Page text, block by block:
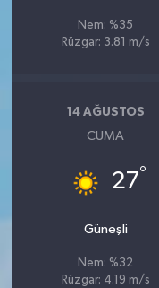
Nem: %35
Rüzgar: 3.81 m/s
14 AĞUSTOS
CUMA
27°
Güneşli
Nem: %32
Rüzgar: 4.19 m/s